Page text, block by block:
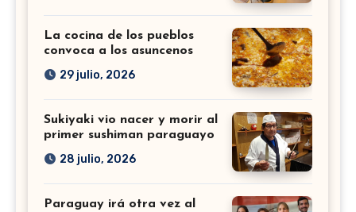
La cocina de los pueblos
convoca a los asuncenos
29 julio, 2026
Sukiyaki vio nacer y morir al
primer sushiman paraguayo
28 julio, 2026
Paraguay irá otra vez al